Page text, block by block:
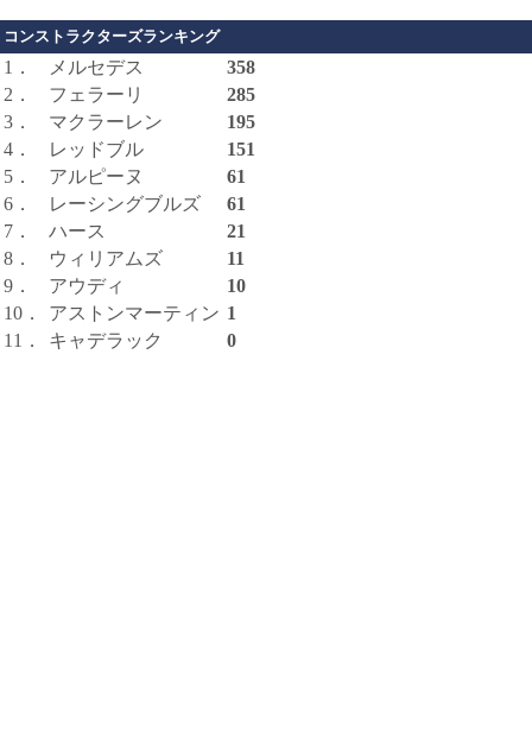
コンストラクターズランキング
1． メルセデス
358
2．
フェラーリ
285
3．
マクラーレン
195
4．
レッドブル
151
5．
アルピーヌ
61
6．
レーシングブルズ
61
7．
ハース
21
8．
ウィリアムズ
11
9．
アウディ
10
10．
アストンマーティン 1
11．
キャデラック 0